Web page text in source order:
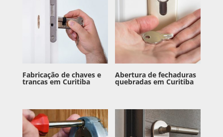
Fabricação de chaves e
trancas em Curitiba
Abertura de fechaduras
quebradas em Curitiba